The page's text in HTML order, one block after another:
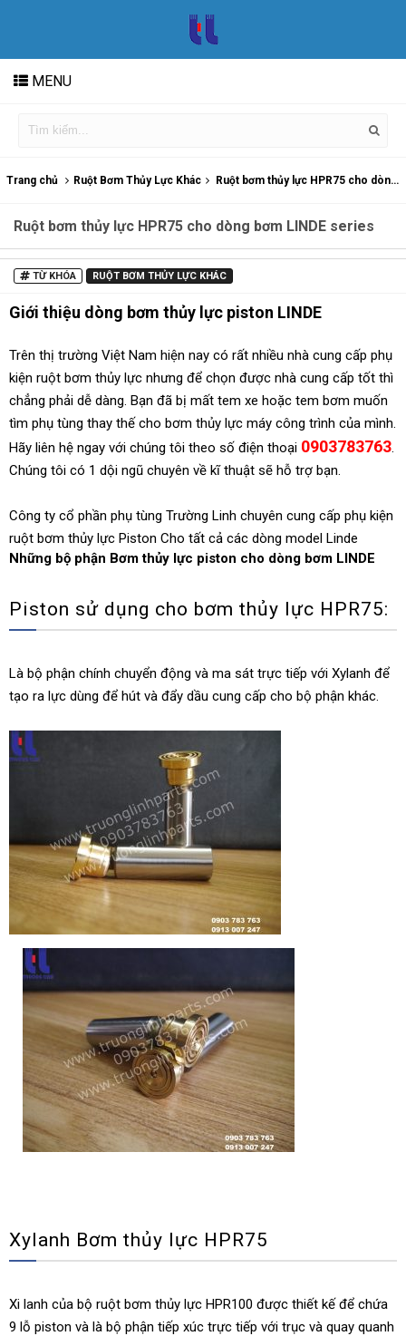
MENU
Trang chủ Ruột Bơm Thủy Lực Khác Ruột bơm thủy lực HPR75 cho dòng bơm LINDE series
Ruột bơm thủy lực HPR75 cho dòng bơm LINDE series
TỪ KHÓA RUỘT BƠM THỦY LỰC KHÁC
Giới thiệu dòng bơm thủy lực piston LINDE
Trên thị trường Việt Nam hiện nay có rất nhiều nhà cung cấp phụ
kiện ruột bơm thủy lực nhưng để chọn được nhà cung cấp tốt thì
chẳng phải dễ dàng. Bạn đã bị mất tem xe hoặc tem bơm muốn
tìm phụ tùng thay thế cho bơm thủy lực máy công trình của mình.
Hãy liên hệ ngay với chúng tôi theo số điện thoại 0903783763.
Chúng tôi có 1 dội ngũ chuyên về kĩ thuật sẽ hỗ trợ bạn.
Công ty cổ phần phụ tùng Trường Linh chuyên cung cấp phụ kiện
ruột bơm thủy lực Piston Cho tất cả các dòng model Linde
Những bộ phận Bơm thủy lực piston cho dòng bơm LINDE
Piston sử dụng cho bơm thủy lực HPR75:
Là bộ phận chính chuyển động và ma sát trực tiếp với Xylanh để
tạo ra lực dùng để hút và đẩy dầu cung cấp cho bộ phận khác.
Xylanh Bơm thủy lực HPR75
Xi lanh của bộ ruột bơm thủy lực HPR100 được thiết kế để chứa
9 lỗ piston và là bộ phận tiếp xúc trực tiếp với trục và quay quanh